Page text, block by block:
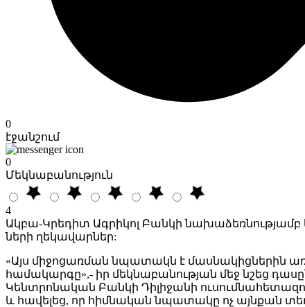
0
էջանշում
0
Մեկնաբանություն
4
Ակբա-Կրեդիտ Ագրիկոլ Բանկի
ների ղեկավարներ:
«Այս միջոցառման նպատակն է մասնակիցներին
համակարգը»,- իր մեկնաբանության մեջ նշեց
Կենտրոնական Բանկի Դիլիջանի
և հավելեց, որ հիմնական նպատակը ոչ այնքան